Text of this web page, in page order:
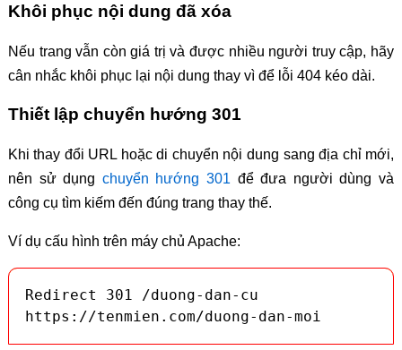
Khôi phục nội dung đã xóa
Nếu trang vẫn còn giá trị và được nhiều người truy cập, hãy
cân nhắc khôi phục lại nội dung thay vì để lỗi 404 kéo dài.
Thiết lập chuyển hướng 301
Khi thay đổi URL hoặc di chuyển nội dung sang địa chỉ mới,
nên sử dụng chuyển hướng 301 để đưa người dùng và
công cụ tìm kiếm đến đúng trang thay thế.
Ví dụ cấu hình trên máy chủ Apache:
Redirect 301 /duong-dan-cu
https://tenmien.com/duong-dan-moi